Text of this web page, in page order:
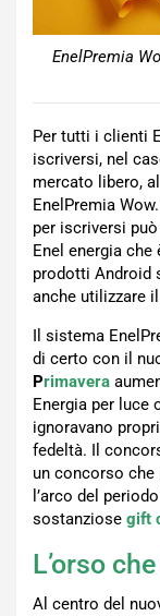
EnelPremia
Per tutti i clienti
iscriversi, nel
mercato libero,
EnelPremia
per iscriversi
Enel energia
prodotti Android
anche utilizzare
Il sistema
di certo con il
Primavera
Energia per luce
ignoravano
fedeltà. Il
un concorso
l’arco del
sostanziose gift
L’orso
Al centro del